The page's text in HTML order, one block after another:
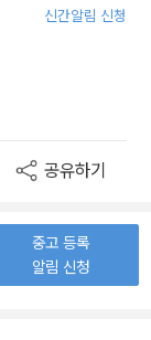
신간알림 신청
공유하기
중고 등록
알림 신청